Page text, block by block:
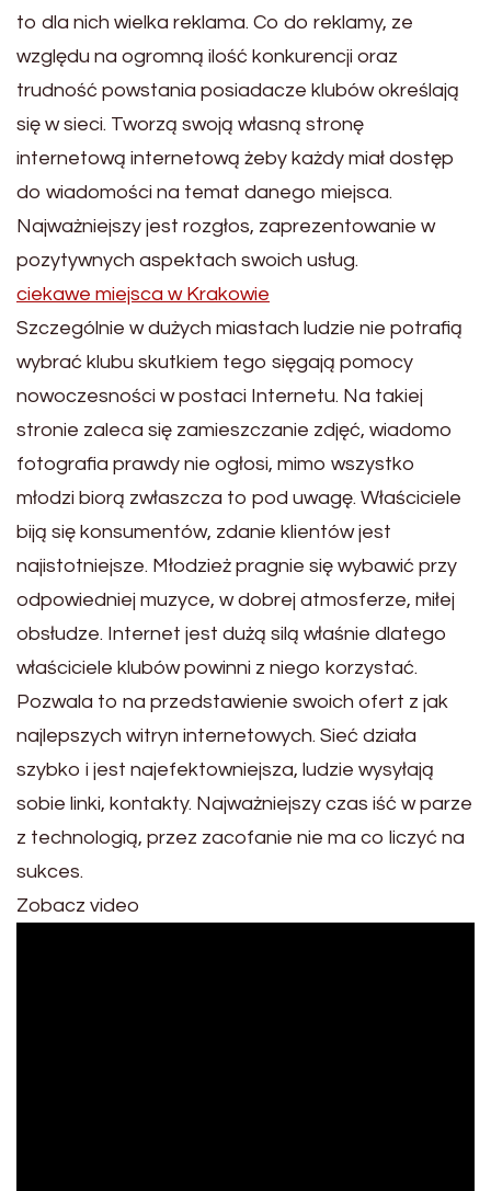
to dla nich wielka reklama. Co do reklamy, ze
względu na ogromną ilość konkurencji oraz
trudność powstania posiadacze klubów określają
się w sieci. Tworzą swoją własną stronę
internetową internetową żeby każdy miał dostęp
do wiadomości na temat danego miejsca.
Najważniejszy jest rozgłos, zaprezentowanie w
pozytywnych aspektach swoich usług.
ciekawe miejsca w Krakowie
Szczególnie w dużych miastach ludzie nie potrafią
wybrać klubu skutkiem tego sięgają pomocy
nowoczesności w postaci Internetu. Na takiej
stronie zaleca się zamieszczanie zdjęć, wiadomo
fotografia prawdy nie ogłosi, mimo wszystko
młodzi biorą zwłaszcza to pod uwagę. Właściciele
biją się konsumentów, zdanie klientów jest
najistotniejsze. Młodzież pragnie się wybawić przy
odpowiedniej muzyce, w dobrej atmosferze, miłej
obsłudze. Internet jest dużą silą właśnie dlatego
właściciele klubów powinni z niego korzystać.
Pozwala to na przedstawienie swoich ofert z jak
najlepszych witryn internetowych. Sieć działa
szybko i jest najefektowniejsza, ludzie wysyłają
sobie linki, kontakty. Najważniejszy czas iść w parze
z technologią, przez zacofanie nie ma co liczyć na
sukces.
Zobacz video